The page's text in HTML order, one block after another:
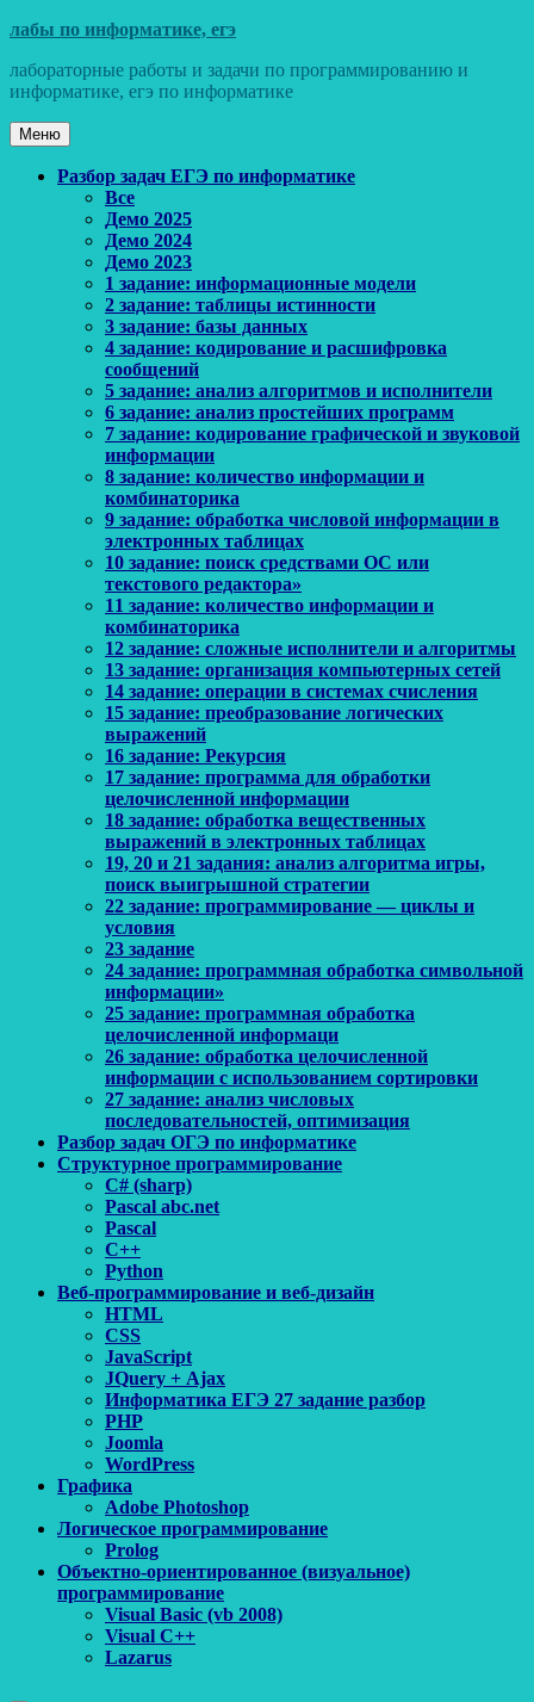
Перейти
содержимому
лабы по информатике, егэ
лабораторные работы и задачи по программированию и
информатике, егэ по информатике
Меню
Основное
Разбор задач ЕГЭ по информатике
Все
Демо 2025
Демо 2024
Демо 2023
1 задание: информационные модели
2 задание: таблицы истинности
3 задание: базы данных
4 задание: кодирование и расшифровка
сообщений
5 задание: анализ алгоритмов и исполнители
6 задание: анализ простейших программ
7 задание: кодирование графической и звуковой
информации
8 задание: количество информации и
комбинаторика
9 задание: обработка числовой информации в
электронных таблицах
10 задание: поиск средствами ОС или
текстового редактора»
11 задание: количество информации и
комбинаторика
12 задание: сложные исполнители и алгоритмы
13 задание: организация компьютерных сетей
14 задание: операции в системах счисления
15 задание: преобразование логических
выражений
16 задание: Рекурсия
17 задание: программа для обработки
целочисленной информации
18 задание: обработка вещественных
выражений в электронных таблицах
19, 20 и 21 задания: анализ алгоритма игры,
поиск выигрышной стратегии
22 задание: программирование — циклы и
условия
23 задание
24 задание: программная обработка символьной
информации»
25 задание: программная обработка
целочисленной информаци
26 задание: обработка целочисленной
информации с использованием сортировки
27 задание: анализ числовых
последовательностей, оптимизация
Разбор задач ОГЭ по информатике
Структурное программирование
C# (sharp)
Pascal abc.net
Pascal
С++
Python
Веб-программирование и веб-дизайн
HTML
CSS
JavaScript
JQuery + Ajax
Информатика ЕГЭ 27 задание разбор
PHP
Joomla
WordPress
Графика
Adobe Photoshop
Логическое программирование
Prolog
Объектно-ориентированное (визуальное)
программирование
Visual Basic (vb 2008)
Visual C++
Lazarus